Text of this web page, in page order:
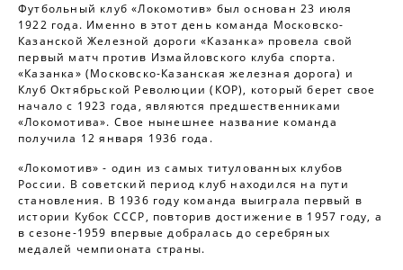
Футбольный клуб «Локомотив» был основан 23 июля
1922 года. Именно в этот день команда Московско-
Казанской Железной дороги «Казанка» провела свой
первый матч против Измайловского клуба спорта.
«Казанка» (Московско-Казанская железная дорога) и
Клуб Октябрьской Революции (КОР), который берет свое
начало с 1923 года, являются предшественниками
«Локомотива». Свое нынешнее название команда
получила 12 января 1936 года.
«Локомотив» - один из самых титулованных клубов
России. В советский период клуб находился на пути
становления. В 1936 году команда выиграла первый в
истории Кубок СССР, повторив достижение в 1957 году, а
в сезоне-1959 впервые добралась до серебряных
медалей чемпионата страны.